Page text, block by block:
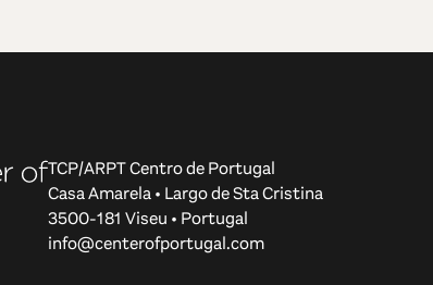
TCP/ARPT Centro de Portugal
Casa Amarela • Largo de Sta Cristina
3500-181 Viseu • Portugal
info@centerofportugal.com